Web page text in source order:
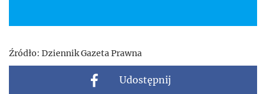
Źródło: Dziennik Gazeta Prawna
Udostępnij